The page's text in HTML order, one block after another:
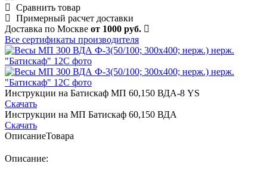
Сравнить товар
Примерный расчет доставки
Доставка по Москве от 1000 руб.
Все сертификаты производителя
Инструкции на Батискаф МП 60,150 ВДА-8 YS
Скачать
Инструкции на МП Батискаф 60,150 ВДА
Скачать
ОписаниеТовара
Описание: